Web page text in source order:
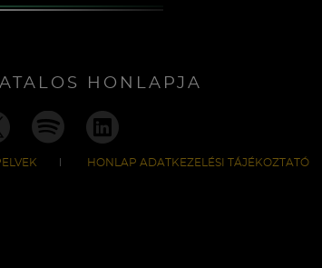
HONLAPJA
HONLAP ADATKEZELÉSI TÁJÉKOZTATÓ